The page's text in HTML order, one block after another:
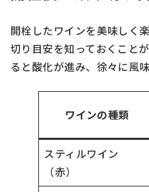
開栓したワインを美味しく
切り目安を知っておくこと
ると酸化が進み、徐々に風
ワインの種類
スティルワイン
（赤）